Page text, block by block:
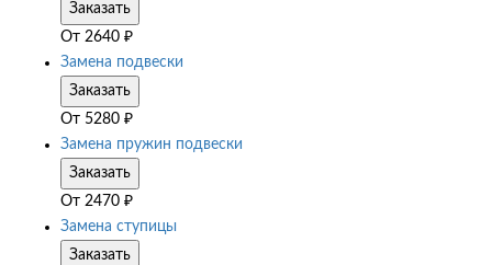
Заказать
От 2640 ₽
Замена подвески
Заказать
От 5280 ₽
Замена пружин подвески
Заказать
От 2470 ₽
Замена ступицы
Заказать